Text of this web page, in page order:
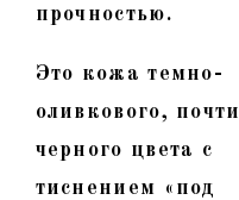
прочностью.
Это кожа темно-
оливкового, почти
черного цвета с
тиснением «под